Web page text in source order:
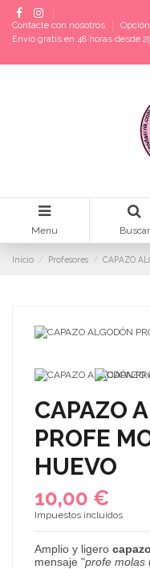
Contacte con nosotros
Envío gratis en 48 horas desde
Menu Buscar
Inicio Profesores CAPAZO
CAPAZO
PROFE
HUEVO
10,00 €
Impuestos incluidos
Amplio y ligero
mensaje "profe molas